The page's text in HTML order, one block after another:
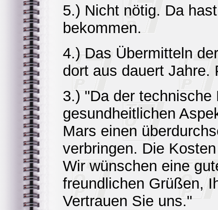
5.) Nicht nötig. Da
bekommen.
4.) Das Übermitteln
dort aus dauert Jahre.
3.) "Da der
gesundheitlichen
Mars einen
verbringen. Die
Wir wünschen eine
freundlichen Grüßen,
Vertrauen Sie uns."